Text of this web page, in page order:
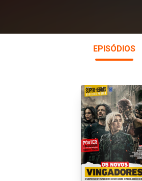
EPISÓDIOS